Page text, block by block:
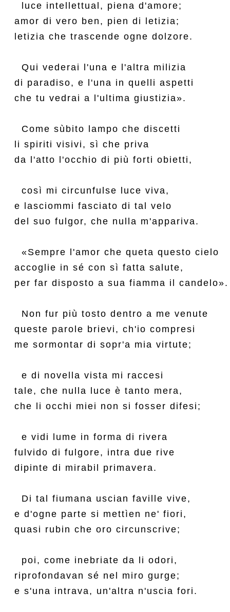
  luce intellettual, piena d'amore;
amor di vero ben, pien di letizia;
letizia che trascende ogne dolzore.
  Qui vederai l'una e l'altra milizia
di paradiso, e l'una in quelli aspetti
che tu vedrai a l'ultima giustizia».
  Come sùbito lampo che discetti
li spiriti visivi, sì che priva
da l'atto l'occhio di più forti obietti,
  così mi circunfulse luce viva,
e lasciommi fasciato di tal velo
del suo fulgor, che nulla m'appariva.
  «Sempre l'amor che queta questo cielo
accoglie in sé con sì fatta salute,
per far disposto a sua fiamma il candelo».
  Non fur più tosto dentro a me venute
queste parole brievi, ch'io compresi
me sormontar di sopr'a mia virtute;
  e di novella vista mi raccesi
tale, che nulla luce è tanto mera,
che li occhi miei non si fosser difesi;
  e vidi lume in forma di rivera
fulvido di fulgore, intra due rive
dipinte di mirabil primavera.
  Di tal fiumana uscian faville vive,
e d'ogne parte si mettìen ne' fiori,
quasi rubin che oro circunscrive;
  poi, come inebriate da li odori,
riprofondavan sé nel miro gurge;
e s'una intrava, un'altra n'uscia fori.